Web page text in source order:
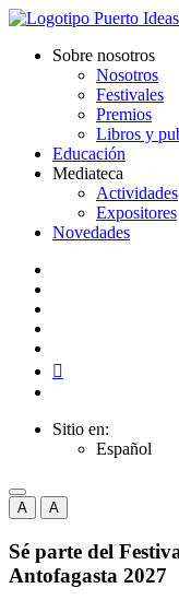
Sobre nosotros
Nosotros
Festivales
Premios
Libros y
Educación
Mediateca
Actividades
Expositores
Novedades
Sitio en:
Español
A A
Sé parte del
Antofagasta 2027